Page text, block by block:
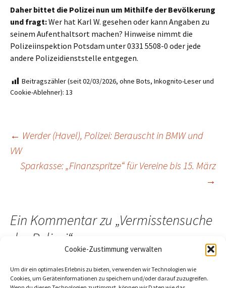
Cookie-Zustimmung verwalten
Um dir ein optimales Erlebnis zu bieten, verwenden wir Technologien wie
Cookies, um Geräteinformationen zu speichern und/oder darauf zuzugreifen.
Daher bittet die Polizei nun um Mithilfe der Bevölkerung
und fragt:Wer hat Karl W. gesehen oder kann Angaben zu
seinem Aufenthaltsort machen? Hinweise nimmt die
Polizeiinspektion Potsdam unter 0331 5508-0 oder jede
andere Polizeidienststelle entgegen.
Beitragszähler (seit 02/03/2026, ohne Bots, Inkognito-Leser und
Cookie-Ablehner): 13
Beitragsnavigation
← Werder (Havel), Polizei: Berauscht in BMW und
VW
Sparkasse: „Finanzspritze“ für Vereine bis 15. März
→
Ein Kommentar zu „Vermisstensuche
der Polizei“